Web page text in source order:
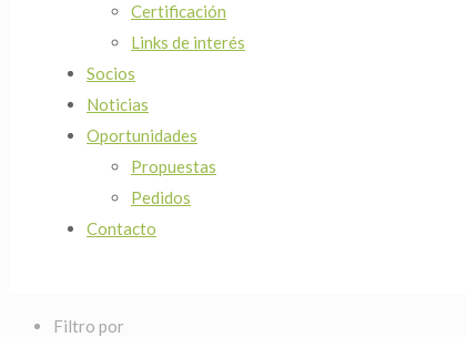
Certificación
Links de interés
Socios
Noticias
Oportunidades
Propuestas
Pedidos
Contacto
Filtro por